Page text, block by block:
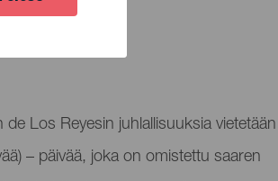
de Los Reyesin juhlallisuuksia
– päivää, joka on omistettu saaren